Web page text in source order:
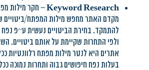
Keyword Research– חקר מילות
מקדם האתר מחפש מילות המפתח/ביטויים
להתמקד. בחירת הביטויים נעשית ע׳׳פ נפח
ולפי התחרות שקיימת על אותם ביטויים.
אתרים היא לנטר מילות מפתח רלוונטיות
בעלות נפח חיפושים גבוה ותחרות נמוכה